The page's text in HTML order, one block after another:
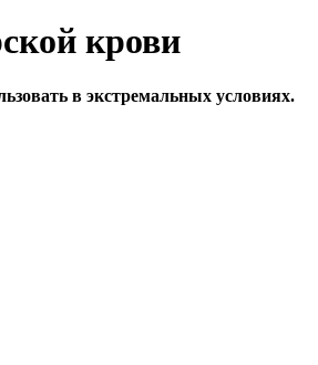
крови
в экстремальных условиях.